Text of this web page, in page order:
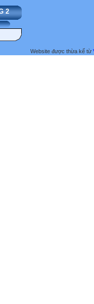
2
Website được thừa kế từ